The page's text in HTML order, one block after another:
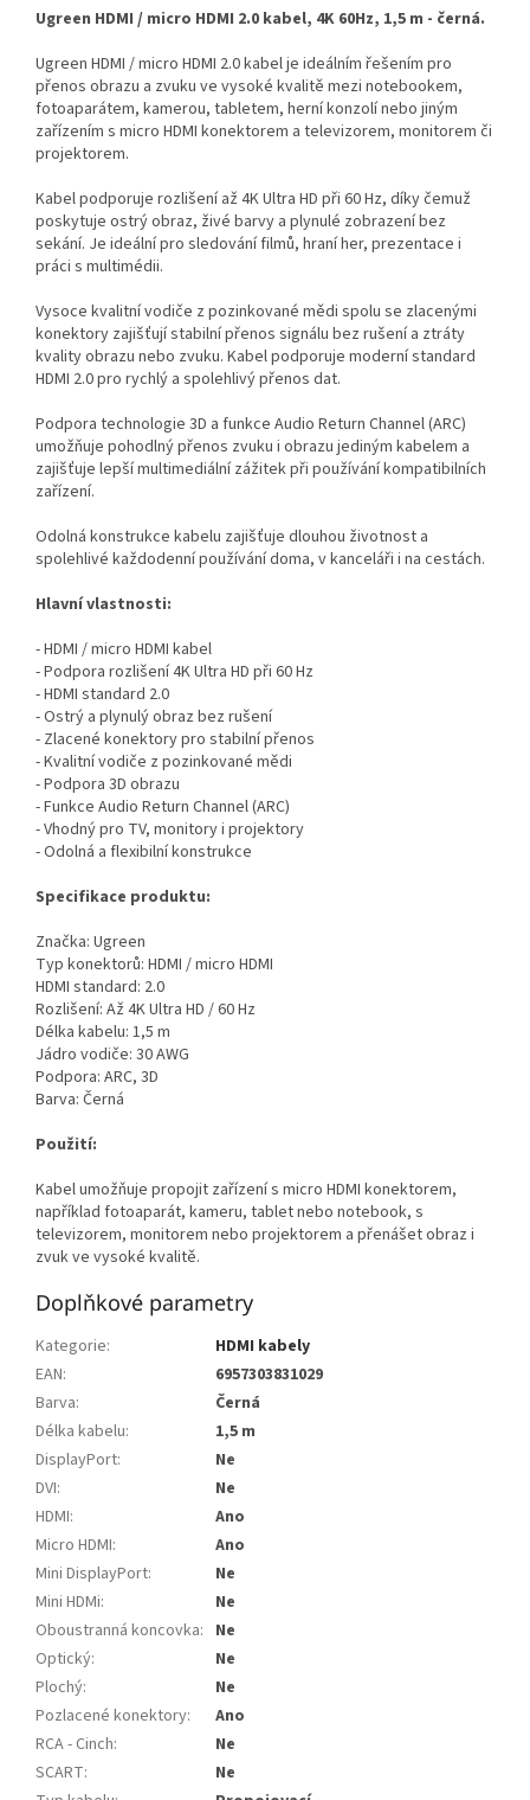
Ugreen HDMI / micro HDMI 2.0 kabel, 4K 60Hz, 1,5 m - černá.
Ugreen HDMI / micro HDMI 2.0 kabel je ideálním řešením pro
přenos obrazu a zvuku ve vysoké kvalitě mezi notebookem,
fotoaparátem, kamerou, tabletem, herní konzolí nebo jiným
zařízením s micro HDMI konektorem a televizorem, monitorem či
projektorem.
Kabel podporuje rozlišení až 4K Ultra HD při 60 Hz, díky čemuž
poskytuje ostrý obraz, živé barvy a plynulé zobrazení bez
sekání. Je ideální pro sledování filmů, hraní her, prezentace i
práci s multimédii.
Vysoce kvalitní vodiče z pozinkované mědi spolu se zlacenými
konektory zajišťují stabilní přenos signálu bez rušení a ztráty
kvality obrazu nebo zvuku. Kabel podporuje moderní standard
HDMI 2.0 pro rychlý a spolehlivý přenos dat.
Podpora technologie 3D a funkce Audio Return Channel (ARC)
umožňuje pohodlný přenos zvuku i obrazu jediným kabelem a
zajišťuje lepší multimediální zážitek při používání kompatibilních
zařízení.
Odolná konstrukce kabelu zajišťuje dlouhou životnost a
spolehlivé každodenní používání doma, v kanceláři i na cestách.
Hlavní vlastnosti:
- HDMI / micro HDMI kabel
- Podpora rozlišení 4K Ultra HD při 60 Hz
- HDMI standard 2.0
- Ostrý a plynulý obraz bez rušení
- Zlacené konektory pro stabilní přenos
- Kvalitní vodiče z pozinkované mědi
- Podpora 3D obrazu
- Funkce Audio Return Channel (ARC)
- Vhodný pro TV, monitory i projektory
- Odolná a flexibilní konstrukce
Specifikace produktu:
Značka: Ugreen
Typ konektorů: HDMI / micro HDMI
HDMI standard: 2.0
Rozlišení: Až 4K Ultra HD / 60 Hz
Délka kabelu: 1,5 m
Jádro vodiče: 30 AWG
Podpora: ARC, 3D
Barva: Černá
Použití:
Kabel umožňuje propojit zařízení s micro HDMI konektorem,
například fotoaparát, kameru, tablet nebo notebook, s
televizorem, monitorem nebo projektorem a přenášet obraz i
zvuk ve vysoké kvalitě.
Doplňkové parametry
Kategorie:
HDMI kabely
EAN:
6957303831029
Barva:
Černá
Délka kabelu:
1,5 m
DisplayPort:
Ne
DVI:
Ne
HDMI:
Ano
Micro HDMI:
Ano
Mini DisplayPort:
Ne
Mini HDMi:
Ne
Oboustranná koncovka: Ne
Optický:
Ne
Plochý:
Ne
Pozlacené konektory:
Ano
RCA - Cinch:
Ne
SCART:
Ne